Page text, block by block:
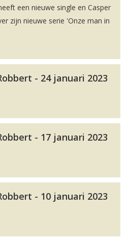
een nieuwe single en Casper
zijn nieuwe serie 'Onze man in
- 24 januari 2023
- 17 januari 2023
- 10 januari 2023